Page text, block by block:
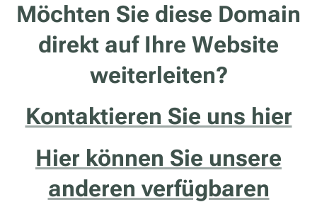
Möchten Sie diese Domain
direkt auf Ihre Website
weiterleiten?
Kontaktieren Sie uns hier
Hier können Sie unsere
anderen verfügbaren